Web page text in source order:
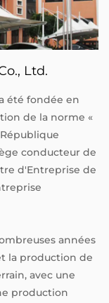
Ltd.
été fondée en
de la norme «
conducteur de
d'Entreprise de
années
la production de
avec une
production